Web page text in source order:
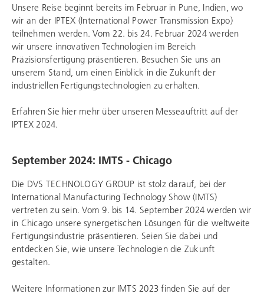
Unsere Reise beginnt bereits im Februar in Pune, Indien, wo
wir an der IPTEX (International Power Transmission Expo)
teilnehmen werden. Vom 22. bis 24. Februar 2024 werden
wir unsere innovativen Technologien im Bereich
Präzisionsfertigung präsentieren. Besuchen Sie uns an
unserem Stand, um einen Einblick in die Zukunft der
industriellen Fertigungstechnologien zu erhalten.
Erfahren Sie hier mehr über unseren Messeauftritt auf der
IPTEX 2024.
September 2024: IMTS - Chicago
Die DVS TECHNOLOGY GROUP ist stolz darauf, bei der
International Manufacturing Technology Show (IMTS)
vertreten zu sein. Vom 9. bis 14. September 2024 werden wir
in Chicago unsere synergetischen Lösungen für die weltweite
Fertigungsindustrie präsentieren. Seien Sie dabei und
entdecken Sie, wie unsere Technologien die Zukunft
gestalten.
Weitere Informationen zur IMTS 2023 finden Sie auf der